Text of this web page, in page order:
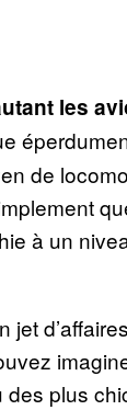
les
de
à un
jet
plus